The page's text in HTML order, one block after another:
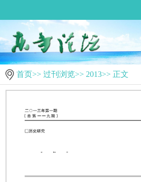
首页>> 过刊浏览>> 2013>> 正文